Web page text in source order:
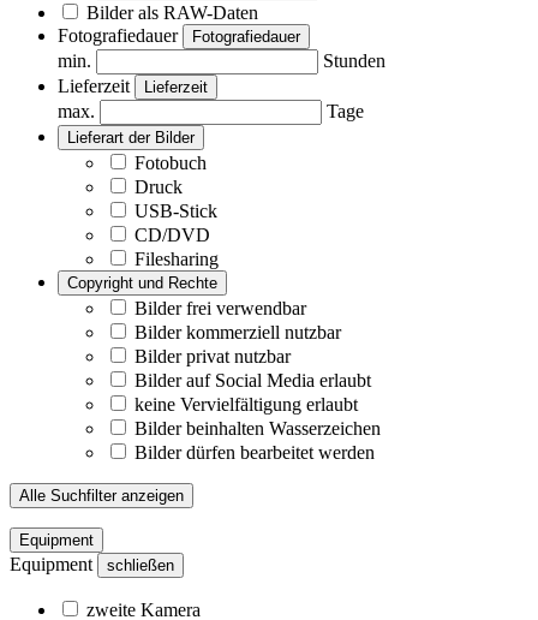
Bilder als RAW-Daten
Fotografiedauer
Fotografiedauer
min.
Stunden
Lieferzeit
Lieferzeit
max. Tage
Lieferart der Bilder
Fotobuch
Druck
USB-Stick
CD/DVD
Filesharing
Copyright und Rechte
Bilder frei verwendbar
Bilder kommerziell nutzbar
Bilder privat nutzbar
Bilder auf Social Media erlaubt
keine Vervielfältigung erlaubt
Bilder beinhalten Wasserzeichen
Bilder dürfen bearbeitet werden
Alle Suchfilter anzeigen
Equipment
Equipment schließen
zweite Kamera